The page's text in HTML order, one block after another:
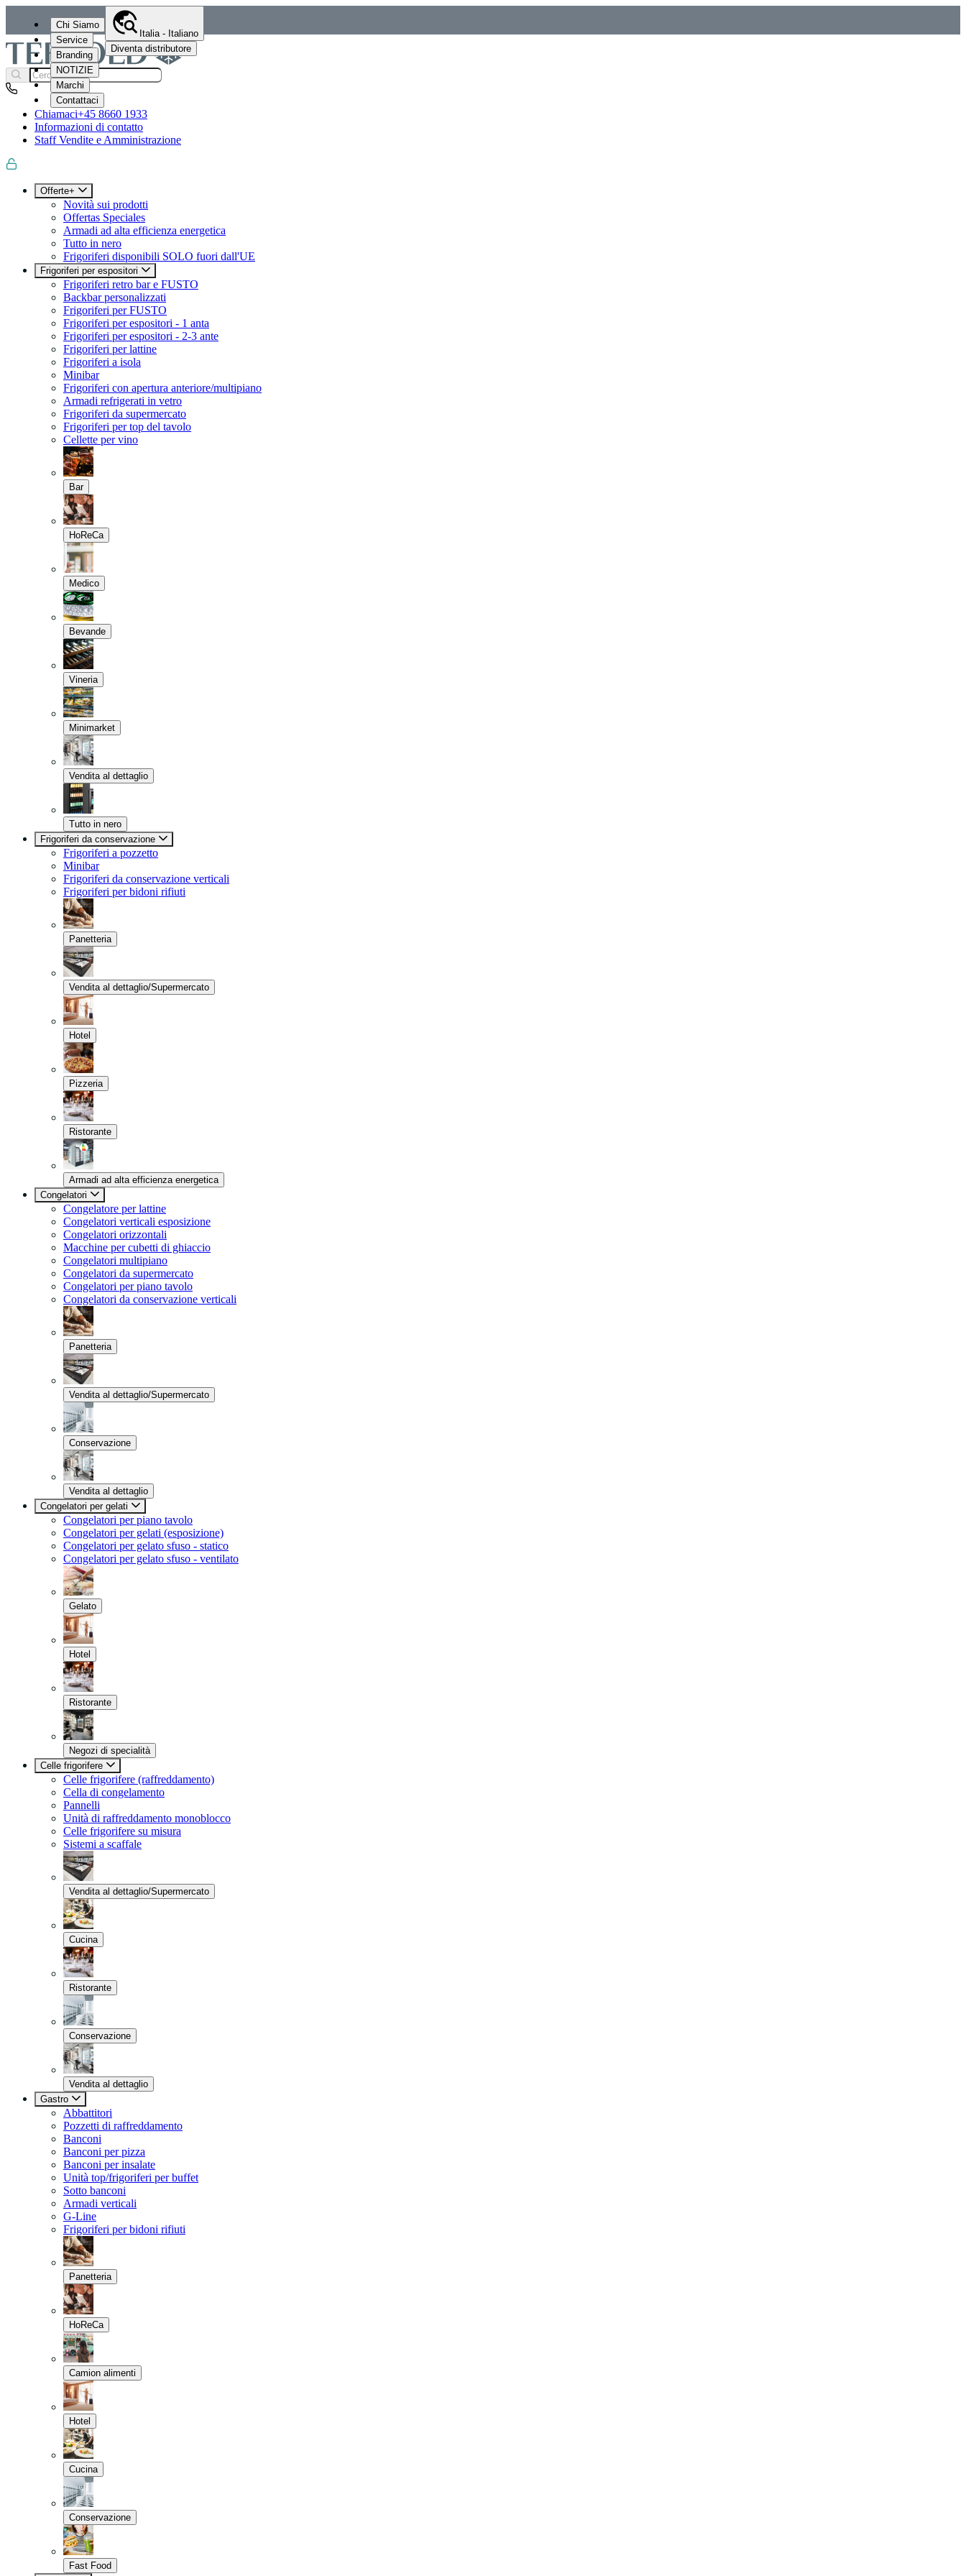
Chi Siamo
Service
Branding
NOTIZIE
Marchi
Contattaci
Italia - Italiano
Diventa distributore
Chiamaci+45 8660 1933
Informazioni di contatto
Staff Vendite e Amministrazione
Offerte+
Novità sui prodotti
Offertas Speciales
Armadi ad alta efficienza energetica
Tutto in nero
Frigoriferi disponibili SOLO fuori dall'UE
Frigoriferi per espositori
Frigoriferi retro bar e FUSTO
Backbar personalizzati
Frigoriferi per FUSTO
Frigoriferi per espositori - 1 anta
Frigoriferi per espositori - 2-3 ante
Frigoriferi per lattine
Frigoriferi a isola
Minibar
Frigoriferi con apertura anteriore/multipiano
Armadi refrigerati in vetro
Frigoriferi da supermercato
Frigoriferi per top del tavolo
Cellette per vino
Bar
HoReCa
Medico
Bevande
Vineria
Minimarket
Vendita al dettaglio
Tutto in nero
Frigoriferi da conservazione
Frigoriferi a pozzetto
Minibar
Frigoriferi da conservazione verticali
Frigoriferi per bidoni rifiuti
Panetteria
Vendita al dettaglio/Supermercato
Hotel
Pizzeria
Ristorante
Armadi ad alta efficienza energetica
Congelatori
Congelatore per lattine
Congelatori verticali esposizione
Congelatori orizzontali
Macchine per cubetti di ghiaccio
Congelatori multipiano
Congelatori da supermercato
Congelatori per piano tavolo
Congelatori da conservazione verticali
Panetteria
Vendita al dettaglio/Supermercato
Conservazione
Vendita al dettaglio
Congelatori per gelati
Congelatori per piano tavolo
Congelatori per gelati (esposizione)
Congelatori per gelato sfuso - statico
Congelatori per gelato sfuso - ventilato
Gelato
Hotel
Ristorante
Negozi di specialità
Celle frigorifere
Celle frigorifere (raffreddamento)
Cella di congelamento
Pannelli
Unità di raffreddamento monoblocco
Celle frigorifere su misura
Sistemi a scaffale
Vendita al dettaglio/Supermercato
Cucina
Ristorante
Conservazione
Vendita al dettaglio
Gastro
Abbattitori
Pozzetti di raffreddamento
Banconi
Banconi per pizza
Banconi per insalate
Unità top/frigoriferi per buffet
Sotto banconi
Armadi verticali
G-Line
Frigoriferi per bidoni rifiuti
Panetteria
HoReCa
Camion alimenti
Hotel
Cucina
Conservazione
Fast Food